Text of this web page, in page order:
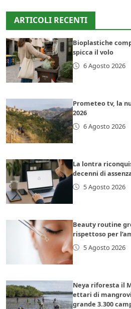
ARTICOLI RECENTI
Bioplastiche
spicca il volo
6 Agosto 2026
Prometeo tv, la
2026
6 Agosto 2026
La lontra
decenni di
5 Agosto 2026
Beauty routine
rispettoso per
5 Agosto 2026
Neya riforesta il
ettari di
grande 3.300